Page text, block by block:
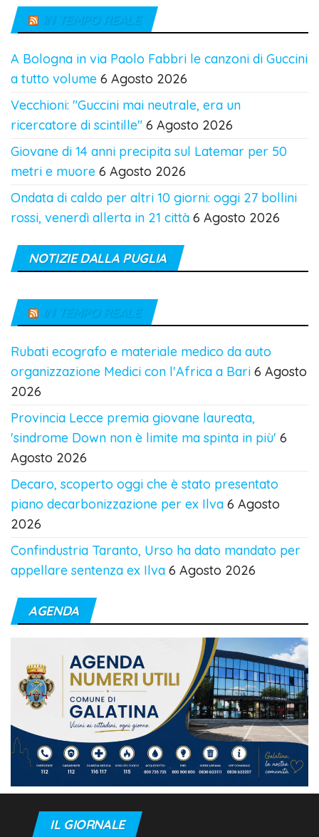
IN TEMPO REALE
A Bologna in via Paolo Fabbri le canzoni di Guccini
a tutto volume 6 Agosto 2026
Vecchioni: "Guccini mai neutrale, era un
ricercatore di scintille" 6 Agosto 2026
Giovane di 14 anni precipita sul Latemar per 50
metri e muore 6 Agosto 2026
Ondata di caldo per altri 10 giorni: oggi 27 bollini
rossi, venerdì allerta in 21 città 6 Agosto 2026
NOTIZIE DALLA PUGLIA
IN TEMPO REALE
Rubati ecografo e materiale medico da auto
organizzazione Medici con l'Africa a Bari 6 Agosto
2026
Provincia Lecce premia giovane laureata,
'sindrome Down non è limite ma spinta in più' 6
Agosto 2026
Decaro, scoperto oggi che è stato presentato
piano decarbonizzazione per ex Ilva 6 Agosto
2026
Confindustria Taranto, Urso ha dato mandato per
appellare sentenza ex Ilva 6 Agosto 2026
AGENDA
IL GIORNALE